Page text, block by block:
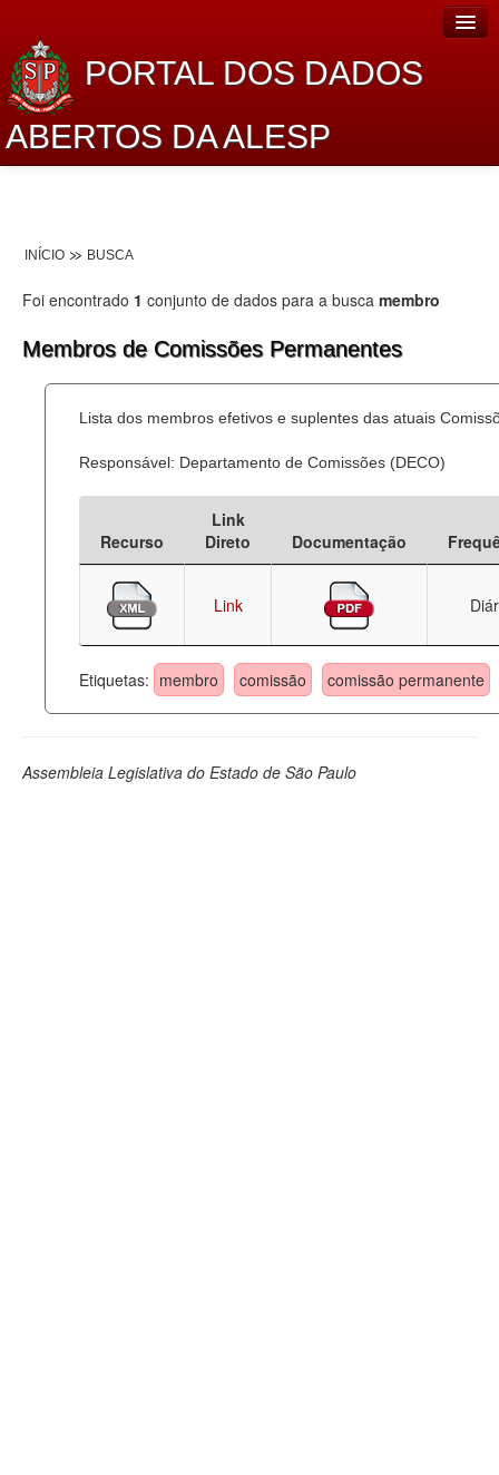
PORTAL DOS DADOS
ABERTOS DA ALESP
Lei de Acesso à Informação
Dados Governamentais Abertos
Processo Legislativo
Deputados Estaduais
Administração
Legislação
Perguntas frequentes
INÍCIO BUSCA
Foi encontrado 1 conjunto de dados para a busca membro
Membros de Comissões Permanentes
Lista dos membros efetivos e suplentes das atuais
Responsável: Departamento de Comissões (DECO)
Recurso
Link
Direto
Documentação
Link
Etiquetas: membro comissão comissão permanente
Assembleia Legislativa do Estado de São Paulo